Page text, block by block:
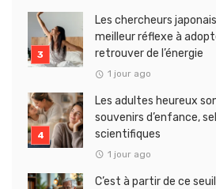
Les chercheurs
meilleur réflexe à
retrouver de l’énergie
1 jour ago
Les adultes heureux
souvenirs d’enfance,
scientifiques
1 jour ago
C’est à partir de ce